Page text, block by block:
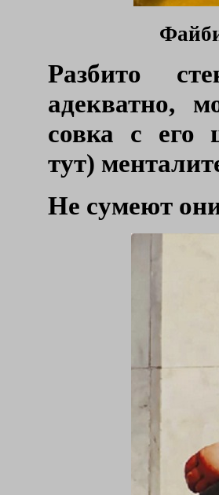
Разбито
адекватно,
совка с его
тут)
Не сумеют